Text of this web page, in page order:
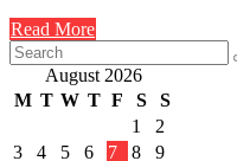
Read More
August 2026
M T W T F S
S
1
2
3
4 5 6 7 8
9